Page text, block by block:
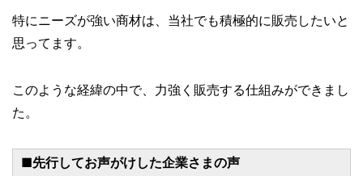
特にニーズが強い商材は、当社でも積極的に販売したいと
思ってます。
このような経緯の中で、力強く販売する仕組みができまし
た。
■先行してお声がけした企業さまの声